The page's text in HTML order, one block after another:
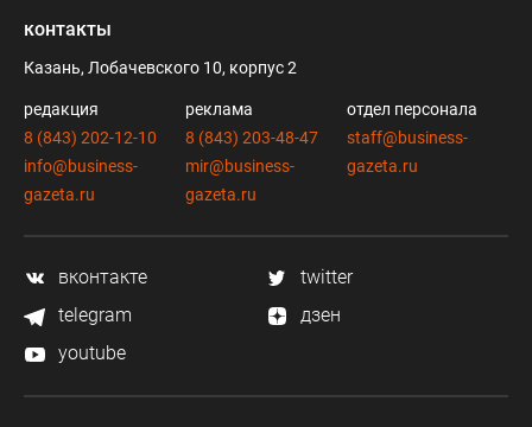
контакты
Казань, Лобачевского 10, корпус 2
редакция
8 (843) 202-12-10
info@business-
gazeta.ru
реклама
8 (843) 203-48-47
mir@business-
gazeta.ru
отдел персонала
staff@business-
gazeta.ru
вконтакте
twitter
telegram
дзен
youtube